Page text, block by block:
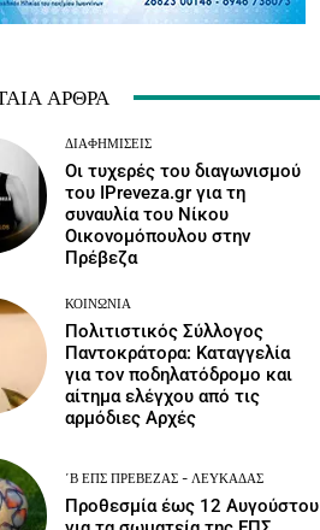
ΆΡΘΡΑ
ΔΙΑΦΗΜΊΣΕΙΣ
Οι τυχερές του διαγωνισμού
του IPreveza.gr για τη
συναυλία του Νίκου
Οικονομόπουλου στην
Πρέβεζα
ΚΟΙΝΩΝΙΑ
Πολιτιστικός Σύλλογος
Παντοκράτορα: Καταγγελία
για τον ποδηλατόδρομο και
αίτημα ελέγχου από τις
αρμόδιες Αρχές
΄Β ΕΠΣ ΠΡΈΒΕΖΑΣ - ΛΕΥΚΆΔΑΣ
Προθεσμία έως 12 Αυγούστου